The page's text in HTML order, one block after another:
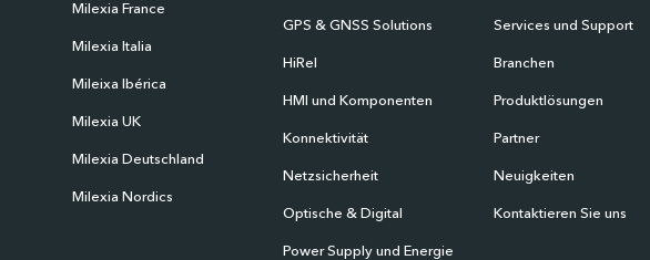
Milexia France
Milexia Italia
Mileixa Ibérica
Milexia UK
Milexia Deutschland
Milexia Nordics
GPS & GNSS Solutions
HiRel
HMI und Komponenten
Konnektivität
Netzsicherheit
Optische & Digital
Power Supply und Energie
Services und Support
Branchen
Produktlösungen
Partner
Neuigkeiten
Kontaktieren Sie uns